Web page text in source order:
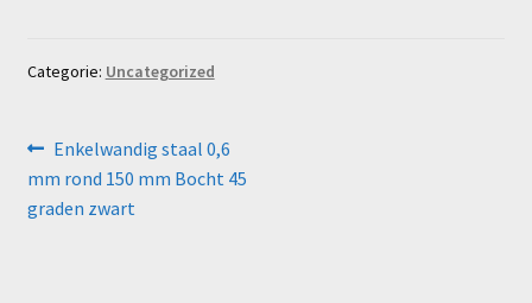
Categorie: Uncategorized
Bericht
navigatie
Vorig
bericht:
Enkelwandig staal 0,6
mm rond 150 mm Bocht 45
graden zwart